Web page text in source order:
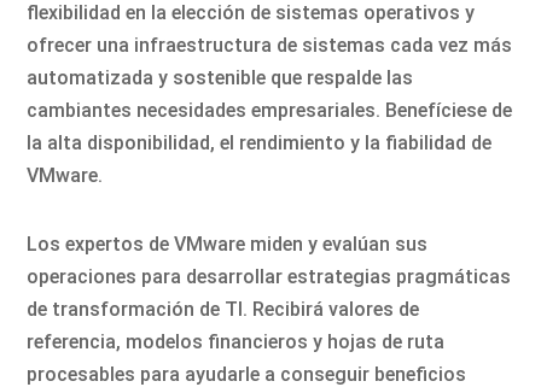
flexibilidad en la elección de sistemas operativos y
ofrecer una infraestructura de sistemas cada vez más
automatizada y sostenible que respalde las
cambiantes necesidades empresariales. Benefíciese de
la alta disponibilidad, el rendimiento y la fiabilidad de
VMware.
Los expertos de VMware miden y evalúan sus
operaciones para desarrollar estrategias pragmáticas
de transformación de TI. Recibirá valores de
referencia, modelos financieros y hojas de ruta
procesables para ayudarle a conseguir beneficios